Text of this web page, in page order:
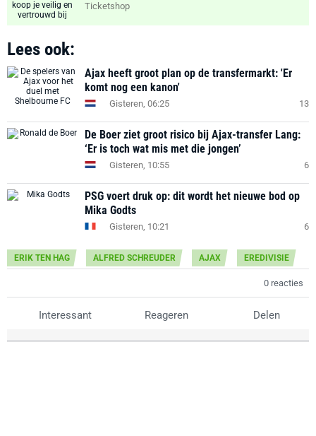
Ticketshop
Lees ook:
Ajax heeft groot plan op de transfermarkt: 'Er
komt nog een kanon'
Gisteren, 06:25 13
De Boer ziet groot risico bij Ajax-transfer Lang:
‘Er is toch wat mis met die jongen’
Gisteren, 10:55 6
PSG voert druk op: dit wordt het nieuwe bod op
Mika Godts
Gisteren, 10:21 6
ERIK TEN HAG ALFRED SCHREUDER AJAX EREDIVISIE
0 reacties
Interessant Reageren Delen